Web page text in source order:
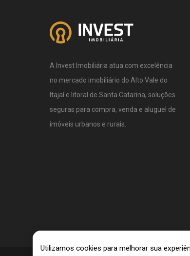
A Invest Imobiliária atua com excelência
no mercado imobiliário do Alto Vale do
Itajaí e litoral de Santa Catarina, soluções
seguras para compra, venda e aluguel de
imóveis urbanos e rurais.
Utilizamos cookies para melhorar sua